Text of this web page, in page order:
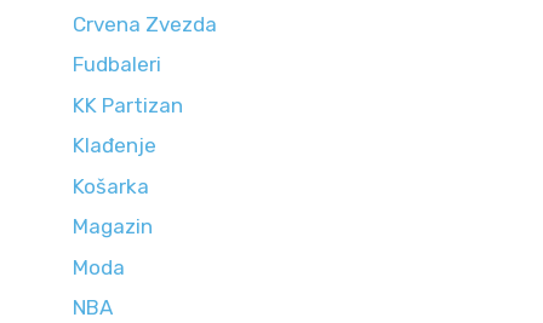
Crvena Zvezda
Fudbaleri
KK Partizan
Klađenje
Košarka
Magazin
Moda
NBA